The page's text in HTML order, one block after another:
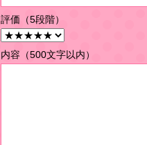
評価（5段階）
内容（500文字以内）